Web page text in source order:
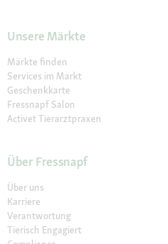
Unsere Märkte
Märkte finden
Services im Markt
Geschenkkarte
Fressnapf Salon
Activet Tierarztpraxen
Über Fressnapf
Über uns
Karriere
Verantwortung
Tierisch Engagiert